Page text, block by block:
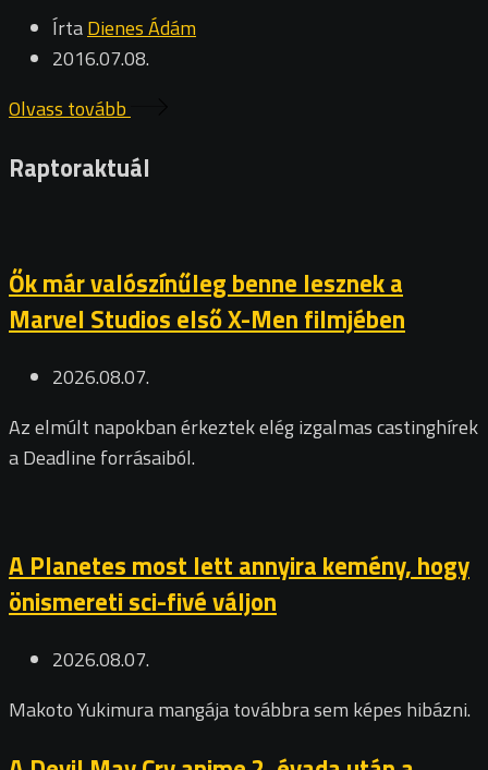
ÍrtaDienes Ádám
2016.07.08.
Olvass tovább
Raptoraktuál
Ők már valószínűleg benne lesznek a
Marvel Studios első X-Men filmjében
2026.08.07.
Az elmúlt napokban érkeztek elég izgalmas castinghírek
a Deadline forrásaiból.
A Planetes most lett annyira kemény, hogy
önismereti sci-fivé váljon
2026.08.07.
Makoto Yukimura mangája továbbra sem képes hibázni.